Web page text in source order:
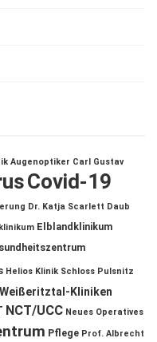
Augenoptiker Carl Gustav
Covid-19
Dr. Katja Scarlett Daub
Elblandklinikum
Helios Klinik Schloss Pulsnitz
Weißeritztal-Kliniken
NCT/UCC Neues Operatives
Pflege Prof. Albrecht